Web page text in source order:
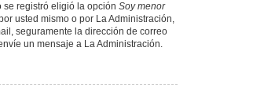
se registró eligió la opción Soy menor
usted mismo o por La Administración,
seguramente la dirección de correo
un mensaje a La Administración.